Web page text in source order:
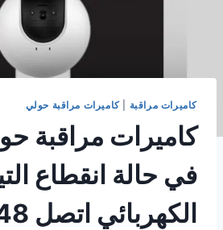
كاميرات مراقبة |كاميرات مراقبة حولي
كاميرات مراقبة
في حالة انقطاع
الكهربائي اتصل 65118448